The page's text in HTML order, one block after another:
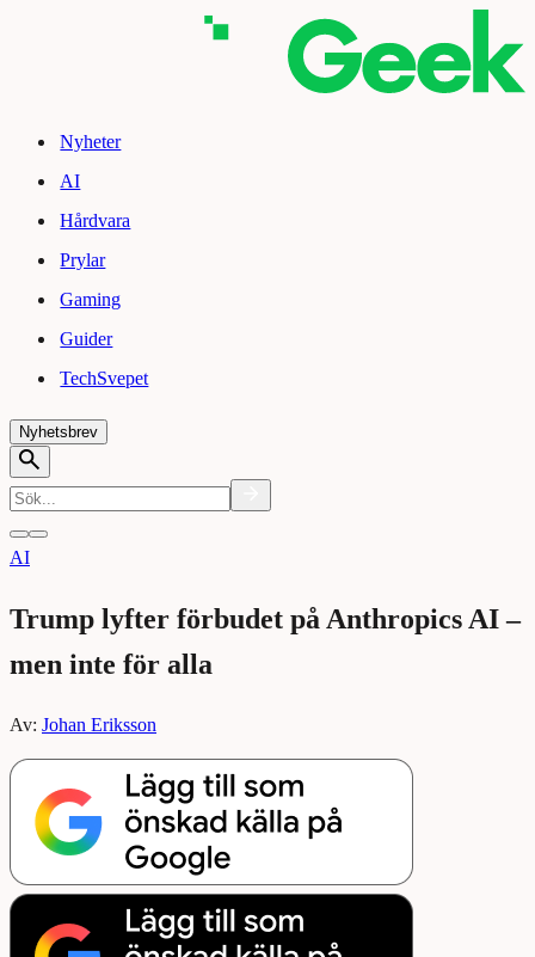
Nyheter
AI
Hårdvara
Prylar
Gaming
Guider
TechSvepet
Nyhetsbrev
AI
Trump lyfter förbudet på Anthropics AI –
men inte för alla
Av: Johan Eriksson